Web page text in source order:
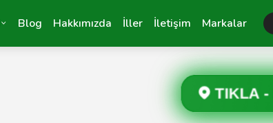
Blog Hakkımızda İller İletişim Markalar
TIKLA -